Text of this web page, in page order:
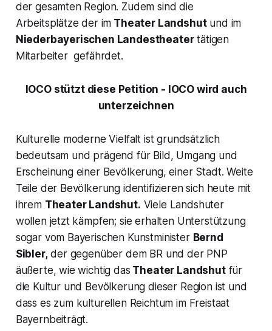
der gesamten Region. Zudem sind die
Arbeitsplätze der im Theater Landshutund im
Niederbayerischen Landestheatertätigen
Mitarbeiter gefährdet.
IOCO stützt diese Petition - IOCO wird auch
unterzeichnen
Kulturelle moderne Vielfalt ist grundsätzlich
bedeutsam und prägend für Bild, Umgang und
Erscheinung einer Bevölkerung, einer Stadt. Weite
Teile der Bevölkerung identifizieren sich heute mit
ihrem Theater Landshut. Viele Landshuter
wollen jetzt kämpfen; sie erhalten Unterstützung
sogar vom Bayerischen Kunstminister Bernd
Sibler,der gegenüber dem BR und der PNP
äußerte, wie wichtig das Theater Landshutfür
die Kultur und Bevölkerung dieser Region ist und
dass es zum kulturellen Reichtum im Freistaat
Bayernbeiträgt.